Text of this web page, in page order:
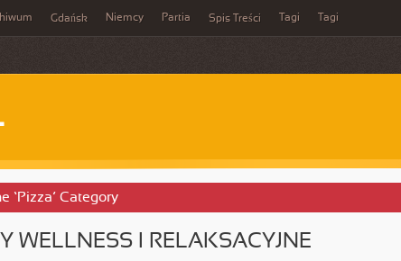
Gdańsk Niemcy Partia Spis Treści Tagi Tagi
‘Pizza’ Category
WELLNESS I RELAKSACYJNE